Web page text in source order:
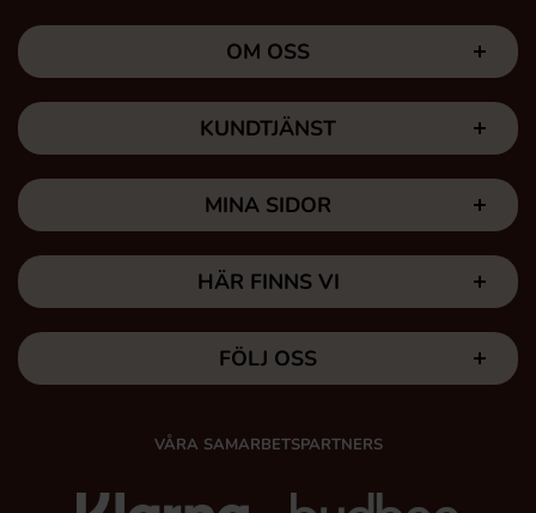
OM OSS
KUNDTJÄNST
MINA SIDOR
HÄR FINNS VI
FÖLJ OSS
VÅRA SAMARBETSPARTNERS